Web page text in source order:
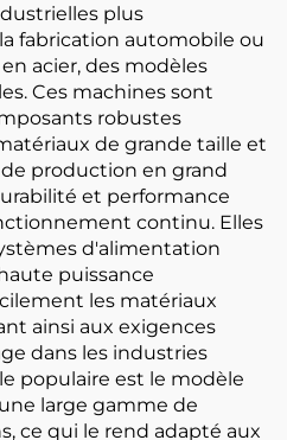
plus
fabrication automobile ou
acier, des modèles
Ces machines sont
robustes
de grande taille et
production en grand
et performance
continu. Elles
d'alimentation
puissance
les matériaux
ainsi aux exigences
dans les industries
populaire est le modèle
large gamme de
ce qui le rend adapté aux